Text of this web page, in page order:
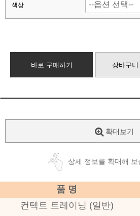
색상
바로 구매하기 장바구니
확대보기
상세 정보를 확대해
품 명
컨텍트 트레이닝 (일반)